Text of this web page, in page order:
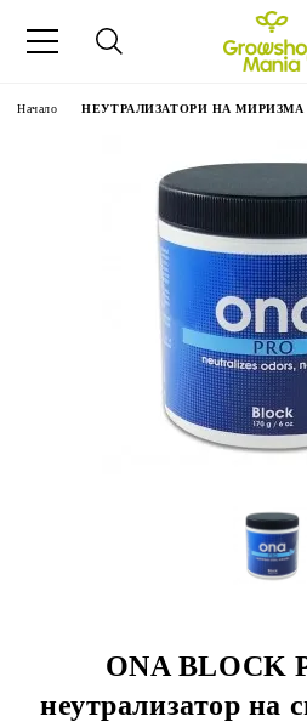
Начало НЕУТРАЛИЗАТОРИ НА МИРИЗМА
ONA BLOCK
неутрализатор на